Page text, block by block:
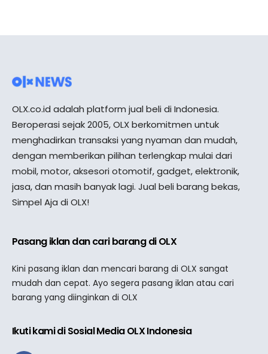
OLX.co.id adalah platform jual beli di Indonesia.
Beroperasi sejak 2005, OLX berkomitmen untuk
menghadirkan transaksi yang nyaman dan mudah,
dengan memberikan pilihan terlengkap mulai dari
mobil, motor, aksesori otomotif, gadget, elektronik,
jasa, dan masih banyak lagi. Jual beli barang bekas,
Simpel Aja di OLX!
Pasang iklan dan cari barang di OLX
Kini pasang iklan dan mencari barang di OLX sangat
mudah dan cepat. Ayo segera pasang iklan atau cari
barang yang diinginkan di OLX
Ikuti kami di Sosial Media OLX Indonesia